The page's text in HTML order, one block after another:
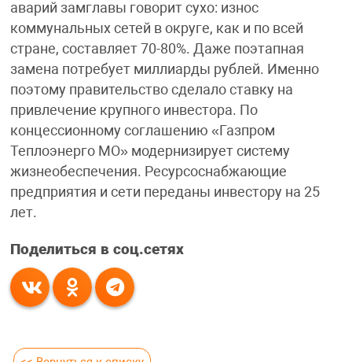
аварий замглавы говорит сухо: износ
коммунальных сетей в округе, как и по всей
стране, составляет 70-80%. Даже поэтапная
замена потребует миллиарды рублей. Именно
поэтому правительство сделало ставку на
привлечение крупного инвестора. По
концессионному соглашению «Газпром
Теплоэнерго МО» модернизирует систему
жизнеобеспечения. Ресурсоснабжающие
предприятия и сети переданы инвестору на 25
лет.
Поделиться в соц.сетях